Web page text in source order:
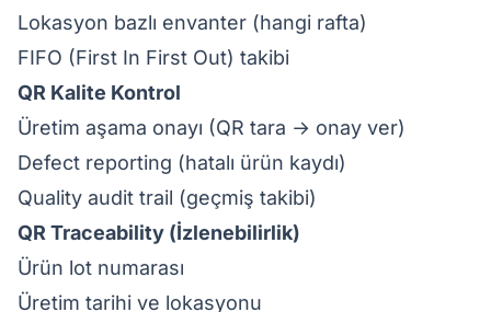
Lokasyon bazlı envanter (hangi rafta)
FIFO (First In First Out) takibi
QR Kalite Kontrol
Üretim aşama onayı (QR tara → onay ver)
Defect reporting (hatalı ürün kaydı)
Quality audit trail (geçmiş takibi)
QR Traceability (İzlenebilirlik)
Ürün lot numarası
Üretim tarihi ve lokasyonu